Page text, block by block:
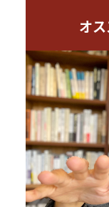
オ